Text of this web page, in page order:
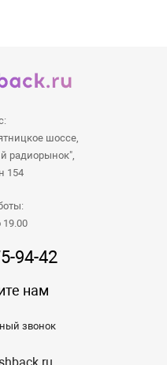
шоссе,
радиорынок",
154
19.00
94-42
нам
звонок